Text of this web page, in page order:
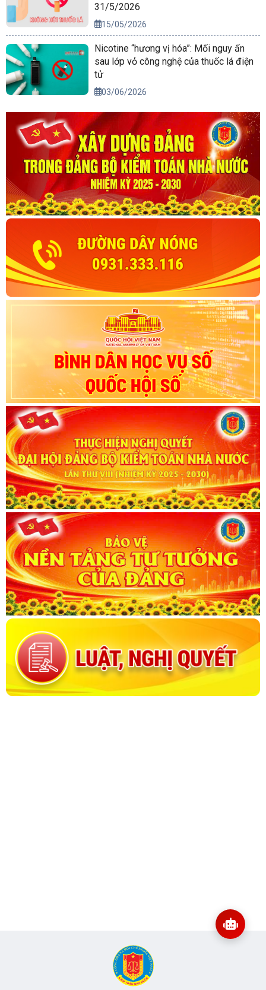
31/5/2026
15/05/2026
Nicotine “hương vị hóa”: Mối nguy ẩn
sau lớp vỏ công nghệ của thuốc lá điện
tử
03/06/2026